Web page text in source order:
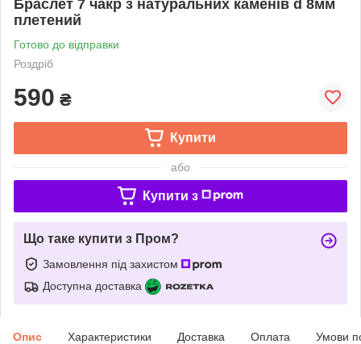
Браслет 7 чакр з натуральних каменів d 8мм
плетений
Готово до відправки
Роздріб
590 ₴
Купити
або
Купити з
Що таке купити з Пром?
Замовлення під захистом
Доступна доставка
Опис Характеристики Доставка Оплата Умови